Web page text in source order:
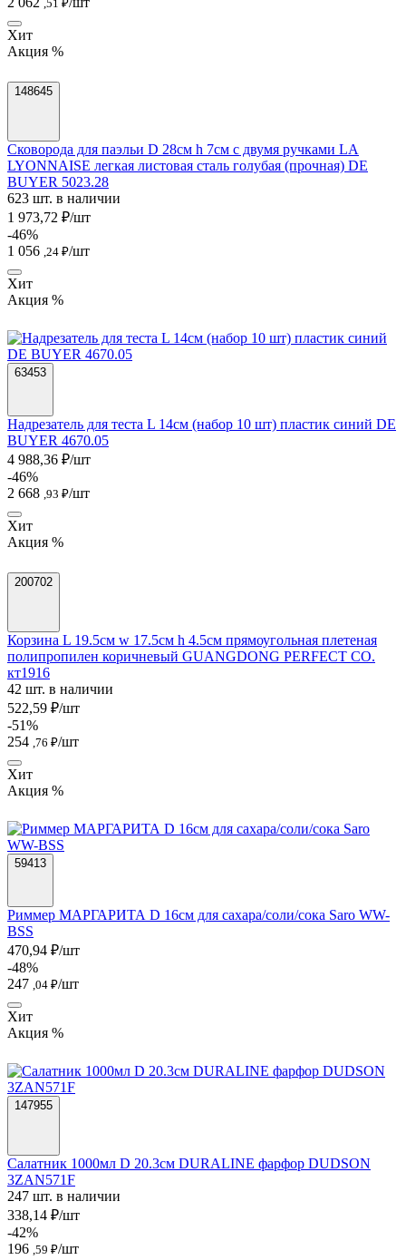
,51 ₽
Хит
Акция %
148645
Сковорода для паэльи D 28см h 7см с двумя ручками LA
LYONNAISE легкая листовая сталь голубая (прочная) DE
BUYER 5023.28
623 шт. в наличии
1 973,72 ₽/шт
-46%
1 056 ,24 ₽/шт
Хит
Акция %
63453
Надрезатель для теста L 14см (набор 10 шт) пластик синий DE
BUYER 4670.05
4 988,36 ₽/шт
-46%
2 668 ,93 ₽/шт
Хит
Акция %
200702
Корзина L 19.5см w 17.5см h 4.5см прямоугольная плетеная
полипропилен коричневый GUANGDONG PERFECT CO.
кт1916
42 шт. в наличии
522,59 ₽/шт
-51%
254 ,76 ₽/шт
Хит
Акция %
59413
Риммер МАРГАРИТА D 16см для сахара/соли/сока Saro WW-
BSS
470,94 ₽/шт
-48%
247 ,04 ₽/шт
Хит
Акция %
147955
Салатник 1000мл D 20.3см DURALINE фарфор DUDSON
3ZAN571F
247 шт. в наличии
338,14 ₽/шт
-42%
196 ,59 ₽/шт